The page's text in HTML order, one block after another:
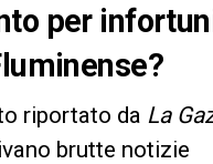
per
riportato da La
brutte notizie